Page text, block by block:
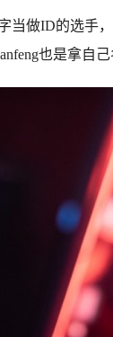
当做ID的选手
也是拿自